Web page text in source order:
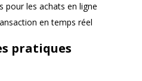
pour les achats en ligne
en temps réel
pratiques